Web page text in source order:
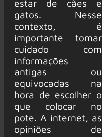
estar de cães e
gatos. Nesse
contexto, é
importante tomar
cuidado com
informações
antigas ou
equivocadas na
hora de escolher o
que colocar no
pote. A internet, as
opiniões de